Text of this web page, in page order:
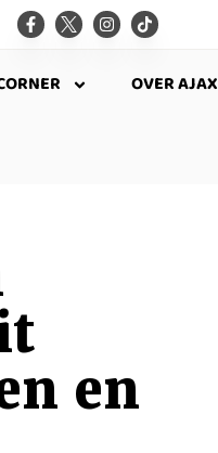
OVER AJAX
en